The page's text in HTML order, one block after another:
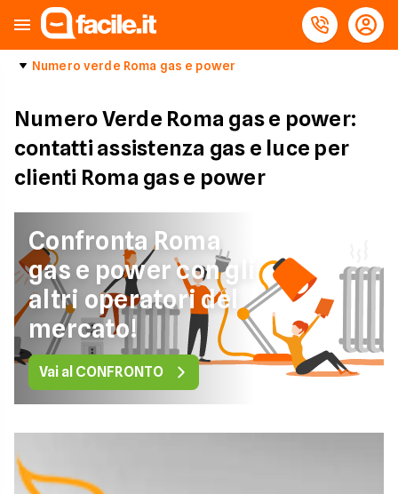
Numero verde Roma gas e power
Numero Verde Roma gas e power:
contatti assistenza gas e luce per
clienti Roma gas e power
Confronta Roma
gas e power con gli
altri operatori del
mercato!
Vai al CONFRONTO